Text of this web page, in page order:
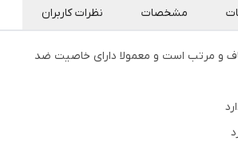
مشخصات نظرات کاربران
و مرتب است و معمولا دارای خاصیت ضد